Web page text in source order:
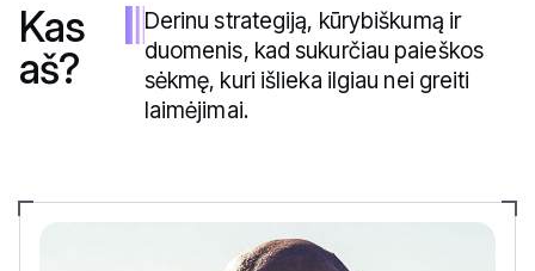
Kas
aš?
Derinu strategiją, kūrybiškumą ir
duomenis, kad sukurčiau paieškos
sėkmę, kuri išlieka ilgiau nei greiti
laimėjimai.